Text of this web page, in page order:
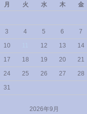
月 火 水 木 金
3 4 5 6 7
10 12 13 14
17 18 19 20 21
24 25 26 27 28
31
2026年9月